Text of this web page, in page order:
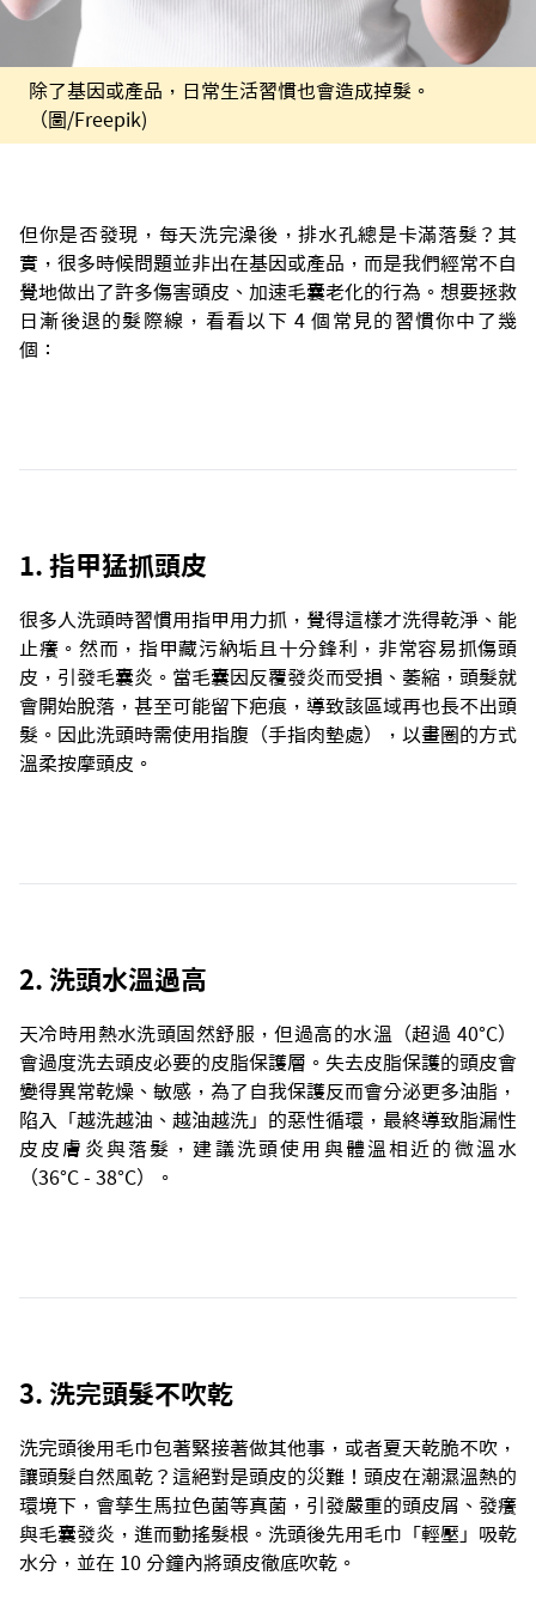
除了基因或產品，日常生活習慣也會造成掉髮。
（圖/Freepik)
但你是否發現，每天洗完澡後，排水孔總是卡滿落髮？其
實，很多時候問題並非出在基因或產品，而是我們經常不自
覺地做出了許多傷害頭皮、加速毛囊老化的行為。想要拯救
日漸後退的髮際線，看看以下 4 個常見的習慣你中了幾
個：
1. 指甲猛抓頭皮
很多人洗頭時習慣用指甲用力抓，覺得這樣才洗得乾淨、能
止癢。然而，指甲藏污納垢且十分鋒利，非常容易抓傷頭
皮，引發毛囊炎。當毛囊因反覆發炎而受損、萎縮，頭髮就
會開始脫落，甚至可能留下疤痕，導致該區域再也長不出頭
髮。因此洗頭時需使用指腹（手指肉墊處），以畫圈的方式
溫柔按摩頭皮。
2. 洗頭水溫過高
天冷時用熱水洗頭固然舒服，但過高的水溫（超過 40°C）
會過度洗去頭皮必要的皮脂保護層。失去皮脂保護的頭皮會
變得異常乾燥、敏感，為了自我保護反而會分泌更多油脂，
陷入「越洗越油、越油越洗」的惡性循環，最終導致脂漏性
皮皮膚炎與落髮，建議洗頭使用與體溫相近的微溫水
（36°C - 38°C）。
3. 洗完頭髮不吹乾
洗完頭後用毛巾包著緊接著做其他事，或者夏天乾脆不吹，
讓頭髮自然風乾？這絕對是頭皮的災難！頭皮在潮濕溫熱的
環境下，會孳生馬拉色菌等真菌，引發嚴重的頭皮屑、發癢
與毛囊發炎，進而動搖髮根。洗頭後先用毛巾「輕壓」吸乾
水分，並在 10 分鐘內將頭皮徹底吹乾。